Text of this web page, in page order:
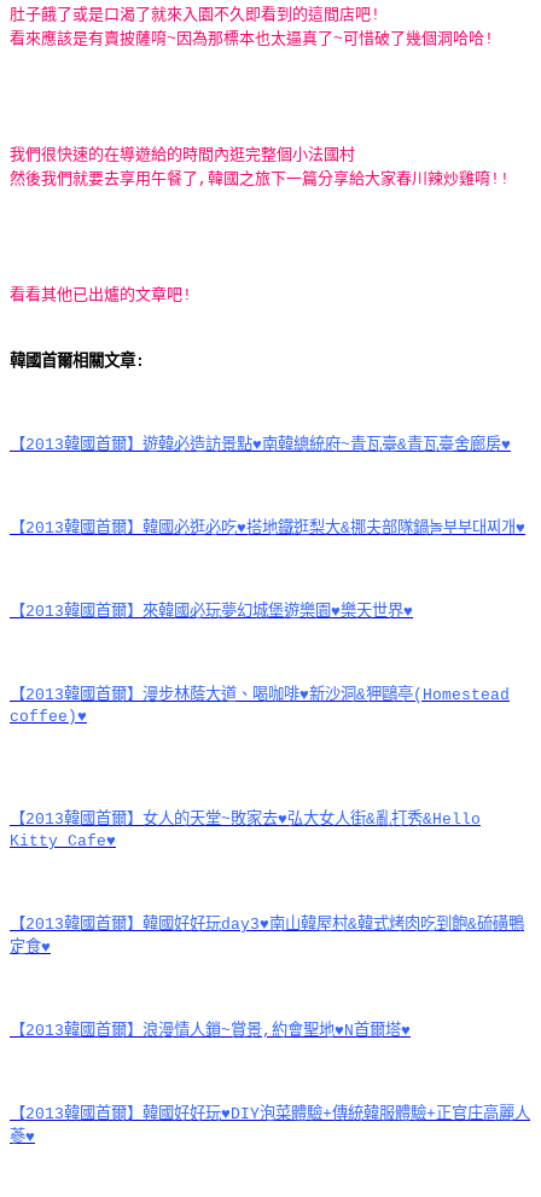
肚子餓了或是口渴了就來入園不久即看到的這間店吧!
看來應該是有賣披薩唷~因為那標本也太逼真了~可惜破了幾個洞哈哈!
我們很快速的在導遊給的時間內逛完整個小法國村
然後我們就要去享用午餐了,韓國之旅下一篇分享給大家春川辣炒雞唷!!
看看其他已出爐的文章吧!
韓國首爾相關文章:
【2013韓國首爾】遊韓必造訪景點♥南韓總統府~青瓦臺&青瓦臺舍廊房♥
【2013韓國首爾】韓國必逛必吃♥搭地鐵逛梨大&挪夫部隊鍋놀부부대찌개♥
【2013韓國首爾】來韓國必玩夢幻城堡遊樂園♥樂天世界♥
【2013韓國首爾】漫步林蔭大道、喝咖啡♥新沙洞&狎鷗亭(Homestead
coffee)♥
【2013韓國首爾】女人的天堂~敗家去♥弘大女人街&亂打秀&Hello
Kitty Cafe♥
【2013韓國首爾】韓國好好玩day3♥南山韓屋村&韓式烤肉吃到飽&硫磺鴨
定食♥
【2013韓國首爾】浪漫情人鎖~賞景,約會聖地♥N首爾塔♥
【2013韓國首爾】韓國好好玩♥DIY泡菜體驗+傳統韓服體驗+正官庄高麗人
蔘♥